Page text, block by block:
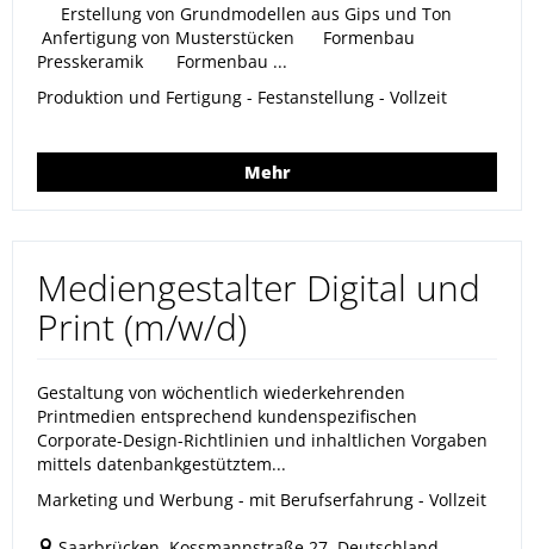
Erstellung von Grundmodellen aus Gips und Ton
Anfertigung von Musterstücken Formenbau
Presskeramik Formenbau ...
Produktion und Fertigung - Festanstellung - Vollzeit
Mehr
Mediengestalter Digital und
Print (m/w/d)
Gestaltung von wöchentlich wiederkehrenden
Printmedien entsprechend kundenspezifischen
Corporate-Design-Richtlinien und inhaltlichen Vorgaben
mittels datenbankgestütztem...
Marketing und Werbung - mit Berufserfahrung - Vollzeit